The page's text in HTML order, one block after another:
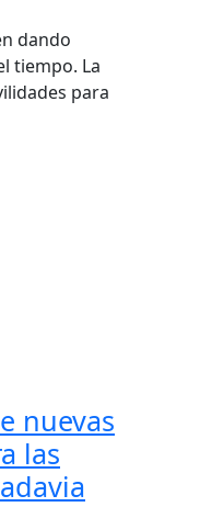
dando
tiempo. La
para
nuevas
las